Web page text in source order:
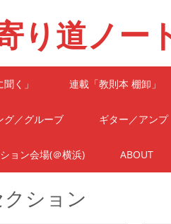
り道ノー
く」 連載「教則本 棚卸」
グ／グルーブ ギター／アンプ
ョン会場(＠横浜) ABOUT
ション